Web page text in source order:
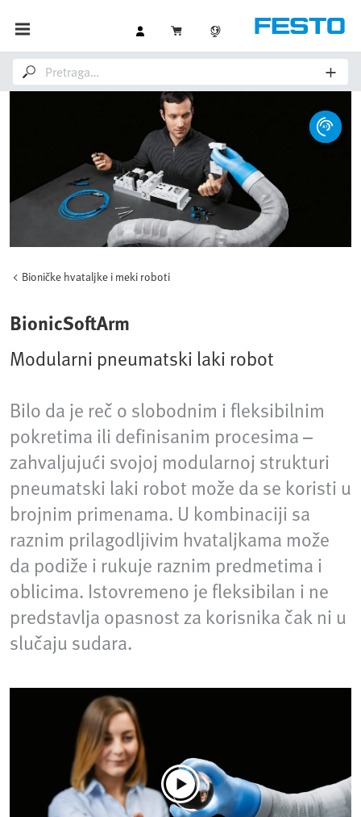
Bioničke hvataljke i meki roboti
BionicSoftArm
Modularni pneumatski laki robot
Bilo da je reč o slobodnim i fleksibilnim
pokretima ili definisanim procesima –
zahvaljujući svojoj modularnoj strukturi
pneumatski laki robot može da se koristi u
brojnim primenama. U kombinaciji sa
raznim prilagodljivim hvataljkama može
da podiže i rukuje raznim predmetima i
oblicima. Istovremeno je fleksibilan i ne
predstavlja opasnost za korisnika čak ni u
slučaju sudara.